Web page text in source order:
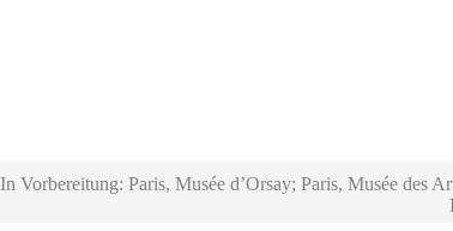
In Vorbereitung: Paris, Musée d’Orsay; Paris, Musée des